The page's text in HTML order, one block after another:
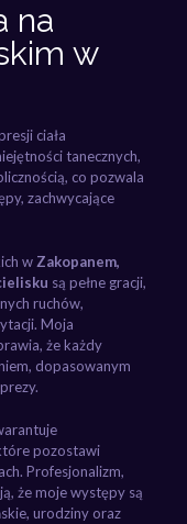
na
w
ciała
tanecznych,
co pozwala
zachwycające
w Zakopanem,
są pełne gracji,
ruchów,
Moja
że każdy
dopasowanym
pozostawi
Profesjonalizm,
że moje występy są
urodziny oraz